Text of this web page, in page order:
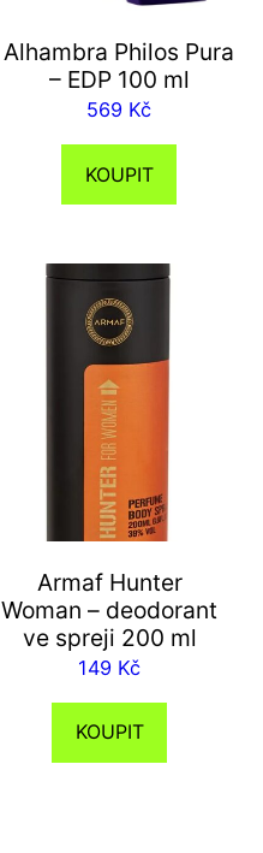
Alhambra Philos Pura
– EDP 100 ml
569 Kč
KOUPIT
Armaf Hunter
Woman – deodorant
ve spreji 200 ml
149 Kč
KOUPIT